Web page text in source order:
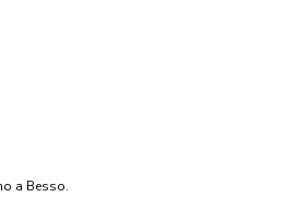
a Besso.